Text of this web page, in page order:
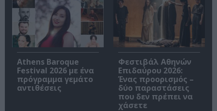
Athens Baroque
Festival 2026 με ένα
πρόγραμμα γεμάτο
αντιθέσεις
Φεστιβάλ Αθηνών
Επιδαύρου 2026:
Ένας προορισμός –
δύο παραστάσεις
που δεν πρέπει να
χάσετε